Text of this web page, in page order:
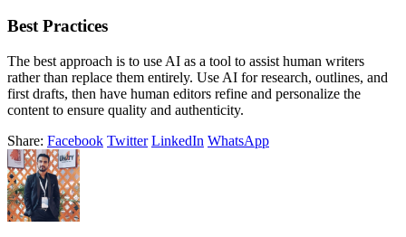
Best Practices
The best approach is to use AI as a tool to assist human writers
rather than replace them entirely. Use AI for research, outlines, and
first drafts, then have human editors refine and personalize the
content to ensure quality and authenticity.
Share: Facebook Twitter LinkedIn WhatsApp